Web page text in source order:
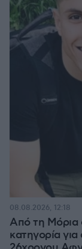
Από τη Μόρια
κατηγορία
08.08.2026, 12:18